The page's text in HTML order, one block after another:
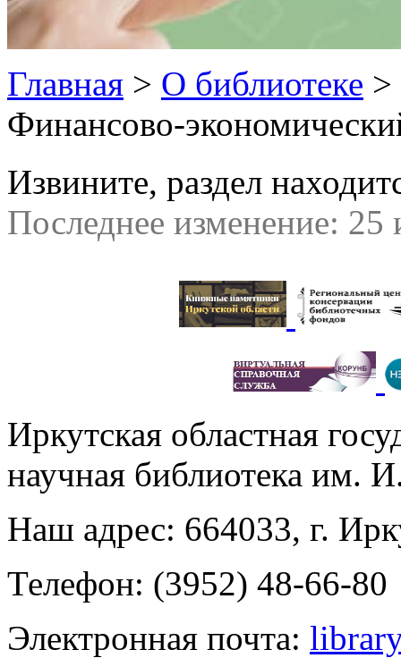
Главная > О библиотеке >
Финансово-
Извините, раздел
Последнее изменение:
Иркутская областная
научная библиотека им.
Наш адрес: 664033, г.
Телефон: (3952) 48-66-80
Электронная почта: